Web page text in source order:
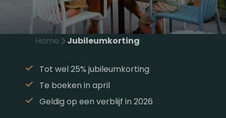
Home Jubileumkorting
Tot wel 25% jubileumkorting
Te boeken in april
Geldig op een verblijf in 2026